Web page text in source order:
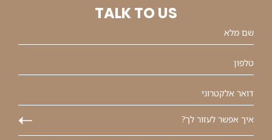
TALK TO US